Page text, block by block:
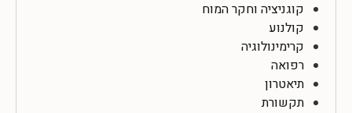
קוגניציה וחקר המוח
קולנוע
קרימינולוגיה
רפואה
תיאטרון
תקשורת